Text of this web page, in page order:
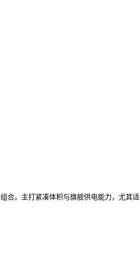
合。主打紧凑体积与旗舰供电能力，尤其适